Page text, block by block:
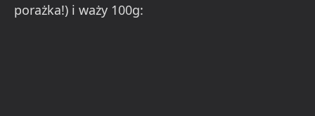
porażka!) i waży 100g: